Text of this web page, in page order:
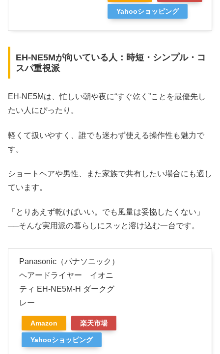
Yahooショッピング
EH-NE5Mが向いている人：時短・シンプル・コ
スパ重視派
EH-NE5Mは、忙しい朝や夜に“すぐ乾く”ことを最優先し
たい人にぴったり。
軽くて扱いやすく、誰でも迷わず使える操作性も魅力で
す。
ショートヘアや男性、また家族で共有したい場合にも適し
ています。
「とりあえず乾けばいい。でも風量は妥協したくない」
──そんな実用派の暮らしにスッと溶け込む一台です。
Panasonic（パナソニック）
ヘアードライヤー イオニ
ティ EH-NE5M-H ダークグ
レー
Amazon 楽天市場
Yahooショッピング